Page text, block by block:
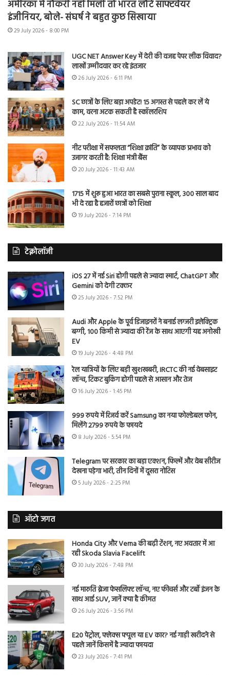
अमेरिका में नौकरी नहीं मिली तो भारत लौटे सॉफ्टवेयर
इंजीनियर, बोले- संघर्ष ने बहुत कुछ सिखाया
29 July 2026 - 8:00 PM
UGC NET Answer Key में देरी की वजह पेपर लीक विवाद?
लाखों उम्मीदवार कर रहे इंतजार
26 July 2026 - 6:11 PM
SC छात्रों के लिए बड़ा अपडेट! 15 अगस्त से पहले कर लें ये
काम, वरना अटक सकती है स्कॉलरशिप
22 July 2026 - 11:54 AM
नीट परीक्षा में सफलता “शिक्षा क्रांति” के व्यापक प्रभाव को
उजागर करती है: शिक्षा मंत्री बैंस
20 July 2026 - 11:43 AM
1715 में शुरू हुआ भारत का सबसे पुराना स्कूल, 300 साल बाद
भी दे रहा है हजारों छात्रों को शिक्षा
19 July 2026 - 7:14 PM
टेक्नोलॉजी
iOS 27 में नई Siri होगी पहले से ज्यादा स्मार्ट, ChatGPT और
Gemini को देगी टक्कर
25 July 2026 - 7:52 PM
Audi और Apple के पूर्व डिजाइनरों ने बनाई लग्जरी इलेक्ट्रिक
बग्गी, 100 किमी से ज्यादा की रेंज के साथ आएगी यह अनोखी
EV
19 July 2026 - 4:48 PM
रेल यात्रियों के लिए बड़ी खुशखबरी, IRCTC की नई वेबसाइट
लॉन्च, टिकट बुकिंग होगी पहले से आसान और तेज
16 July 2026 - 1:45 PM
999 रुपये में रिजर्व करें Samsung का नया फोल्डेबल फोन,
मिलेंगे 2799 रुपये के फायदे
8 July 2026 - 5:54 PM
Telegram पर सरकार का बड़ा एक्शन, फिल्में और वेब सीरीज
देखना पड़ेगा भारी, तीन दिनों में दूसरा नोटिस
5 July 2026 - 2:25 PM
ऑटो जगत
Honda City और Verna की बढ़ी टेंशन, नए अवतार में आ
रही Skoda Slavia Facelift
30 July 2026 - 7:48 PM
नई मारुति ब्रेजा फेसलिफ्ट लॉन्च, नए फीचर्स और टर्बो इंजन के
साथ आई SUV, जानें क्या है कीमत
26 July 2026 - 3:56 PM
E20 पेट्रोल, फ्लेक्स फ्यूल या EV कार? नई गाड़ी खरीदने से
पहले जानें किसमें है ज्यादा फायदा
23 July 2026 - 7:41 PM